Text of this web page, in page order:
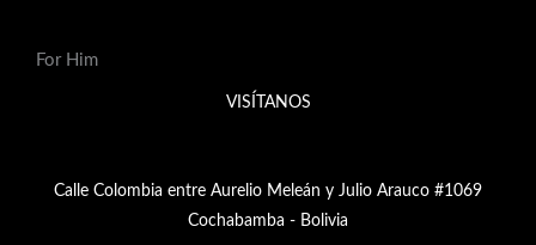
For Him
VISÍTANOS
Calle Colombia entre Aurelio Meleán y Julio Arauco #1069
Cochabamba - Bolivia